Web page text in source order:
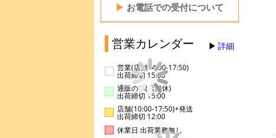
▶ お電話での受付について
営業カレンダー 詳細
営業(店舗14:00-17:50)
出荷締切 15:00
通販のみ(店舗休)
出荷締切 15:00
店舗(10:00-17:50)+発送
出荷締切 12:00
休業日 出荷業務無し